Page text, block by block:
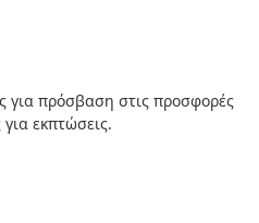
για πρόσβαση στις προσφορές
εκπτώσεις.